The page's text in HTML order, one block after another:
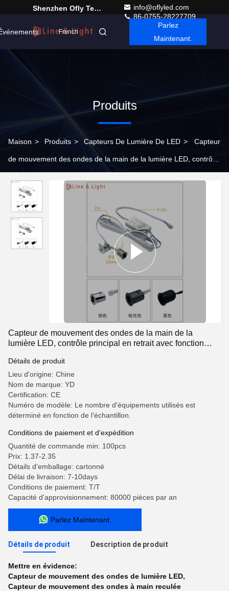
Shenzhen Ofly Technology Co.,Limited
info@oflyled.com
86-0755-28227709
French
Parlez
Maintenant.
Produits
Maison > Produits > Capteurs De Lumière De LED > Capteur
de mouvement des ondes de la main de la lumière LED, contrôle
Capteur de mouvement des ondes de la main de la
lumière LED, contrôle principal en retrait avec fonction
Détails de produit
Lieu d'origine: Chine
Nom de marque: YD
Certification: CE
Numéro de modèle: Le nombre d'équipements utilisés est
déterminé en fonction de l'échantillon.
Conditions de paiement et d'expédition
Quantité de commande min: 100pcs
Prix: 1.37-2.35
Détails d'emballage: cartonné
Délai de livraison: 7-10days
Conditions de paiement: T/T
Capacité d'approvisionnement: 80000 pièces par an
Parlez Maintenant.
Détails de produit Description de produit
Mettre en évidence:
Capteur de mouvement des ondes de lumière LED,
Capteur de mouvement des ondes à main reculée